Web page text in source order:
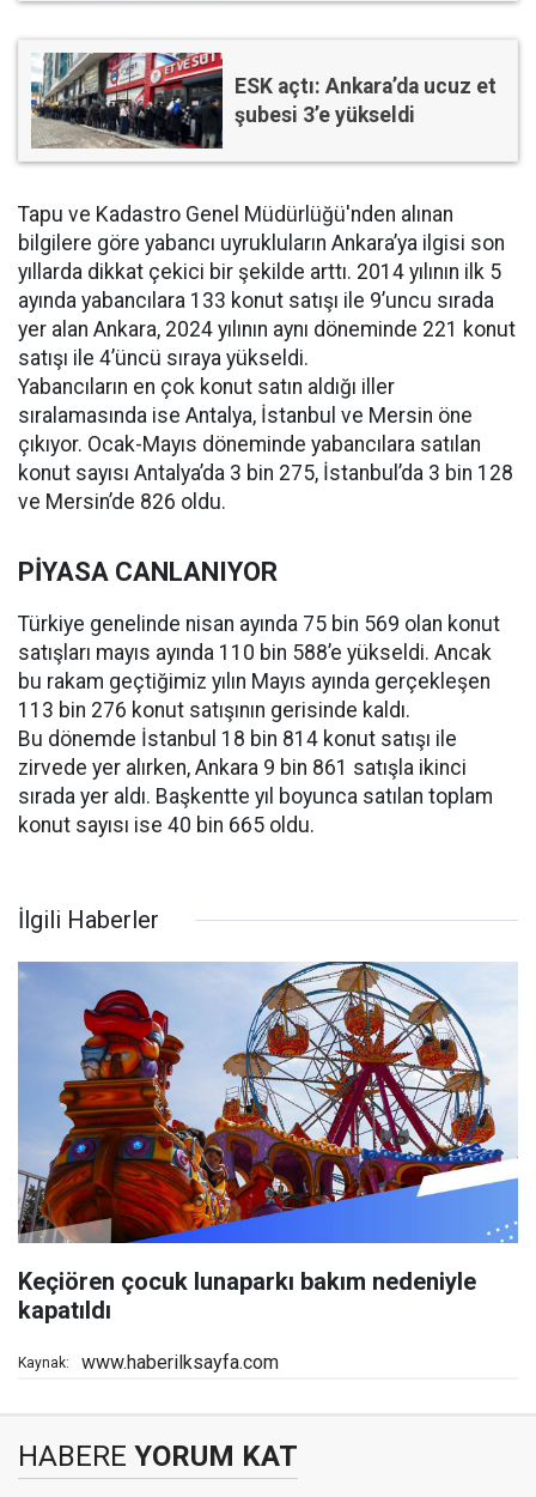
ESK açtı: Ankara’da ucuz et
şubesi 3’e yükseldi
Tapu ve Kadastro Genel Müdürlüğü'nden alınan
bilgilere göre yabancı uyrukluların Ankara’ya ilgisi son
yıllarda dikkat çekici bir şekilde arttı. 2014 yılının ilk 5
ayında yabancılara 133 konut satışı ile 9’uncu sırada
yer alan Ankara, 2024 yılının aynı döneminde 221 konut
satışı ile 4’üncü sıraya yükseldi.
Yabancıların en çok konut satın aldığı iller
sıralamasında ise Antalya, İstanbul ve Mersin öne
çıkıyor. Ocak-Mayıs döneminde yabancılara satılan
konut sayısı Antalya’da 3 bin 275, İstanbul’da 3 bin 128
ve Mersin’de 826 oldu.
PİYASA CANLANIYOR
Türkiye genelinde nisan ayında 75 bin 569 olan konut
satışları mayıs ayında 110 bin 588’e yükseldi. Ancak
bu rakam geçtiğimiz yılın Mayıs ayında gerçekleşen
113 bin 276 konut satışının gerisinde kaldı.
Bu dönemde İstanbul 18 bin 814 konut satışı ile
zirvede yer alırken, Ankara 9 bin 861 satışla ikinci
sırada yer aldı. Başkentte yıl boyunca satılan toplam
konut sayısı ise 40 bin 665 oldu.
İlgili Haberler
Keçiören çocuk lunaparkı bakım nedeniyle
kapatıldı
Kaynak: www.haberilksayfa.com
HABERE YORUM KAT